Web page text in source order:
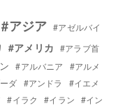
#アジア #アゼルバイ
#アメリカ #アラブ首
#アルバニア
#アルメ
ダ #アンドラ
#イエメ
#イラク #イラン #イン